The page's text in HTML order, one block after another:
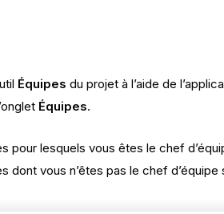
Équipes du projet à l’aide de
Équipes.
pour lesquels vous êtes le chef
dont vous n’êtes pas le chef